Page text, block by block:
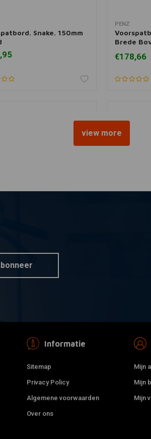
aan winkelwagen
Snake. 150mm
PENZ
Brede
€178,66
Bovenkant. 165mm
view more
Informatie
Sitemap
Privacy Policy
Algemene voorwaarden
Over ons
Mijn
Mijn
Mijn